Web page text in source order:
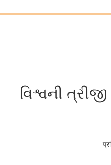
વિશ્વની